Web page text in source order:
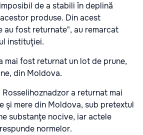
de a stabili în deplină
produse. Din acest
au fost returnate", au remarcat
instituţiei.
mai fost returnat un lot de prune,
din Moldova.
Rosselihoznadzor a returnat mai
şi mere din Moldova, sub pretextul
substanţe nocive, iar actele
normelor.